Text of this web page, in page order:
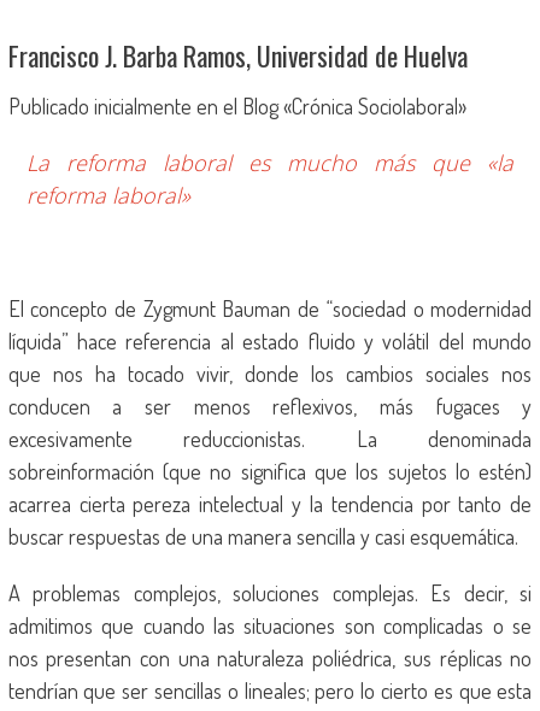
Francisco J. Barba Ramos, Universidad de Huelva
Publicado inicialmente en el Blog «Crónica Sociolaboral»
La reforma laboral es mucho más que «la
reforma laboral»
El concepto de Zygmunt Bauman de “sociedad o modernidad
líquida” hace referencia al estado fluido y volátil del mundo
que nos ha tocado vivir, donde los cambios sociales nos
conducen a ser menos reflexivos, más fugaces y
excesivamente reduccionistas. La denominada
sobreinformación (que no significa que los sujetos lo estén)
acarrea cierta pereza intelectual y la tendencia por tanto de
buscar respuestas de una manera sencilla y casi esquemática.
A problemas complejos, soluciones complejas. Es decir, si
admitimos que cuando las situaciones son complicadas o se
nos presentan con una naturaleza poliédrica, sus réplicas no
tendrían que ser sencillas o lineales; pero lo cierto es que esta